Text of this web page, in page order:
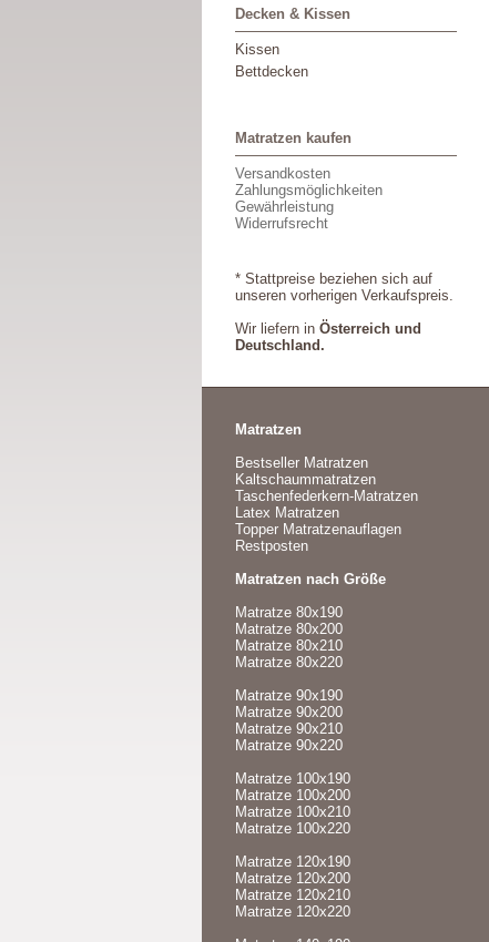
Decken & Kissen
Kissen
Bettdecken
Matratzen kaufen
Versandkosten
Zahlungsmöglichkeiten
Gewährleistung
Widerrufsrecht
* Stattpreise beziehen sich auf
unseren vorherigen Verkaufspreis.
Wir liefern in Österreich und
Deutschland.
Matratzen
Bestseller Matratzen
Kaltschaummatratzen
Taschenfederkern-Matratzen
Latex Matratzen
Topper Matratzenauflagen
Restposten
Matratzen nach Größe
Matratze 80x190
Matratze 80x200
Matratze 80x210
Matratze 80x220
Matratze 90x190
Matratze 90x200
Matratze 90x210
Matratze 90x220
Matratze 100x190
Matratze 100x200
Matratze 100x210
Matratze 100x220
Matratze 120x190
Matratze 120x200
Matratze 120x210
Matratze 120x220